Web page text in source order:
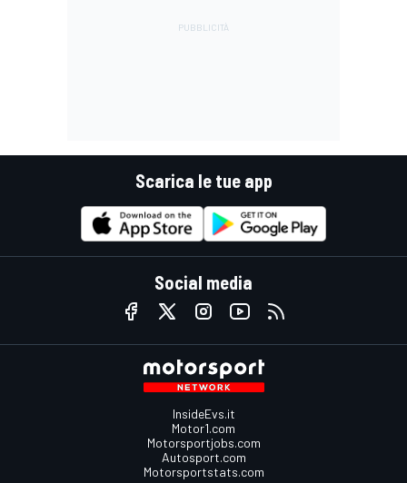
Scarica le tue app
Social media
InsideEvs.it
Motor1.com
Motorsportjobs.com
Autosport.com
Motorsportstats.com